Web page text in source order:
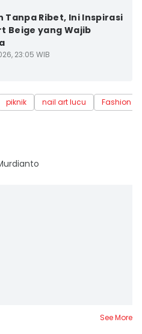
Tanpa Ribet, Ini Inspirasi
Beige yang Wajib
23:05 WIB
piknik nail art lucu
Fashion
See More